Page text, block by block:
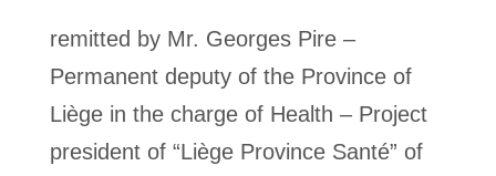
remitted by Mr. Georges Pire –
Permanent deputy of the Province of
Liège in the charge of Health – Project
president of “Liège Province Santé” of